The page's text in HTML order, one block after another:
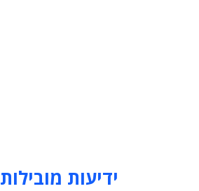
ידיעות מובילות